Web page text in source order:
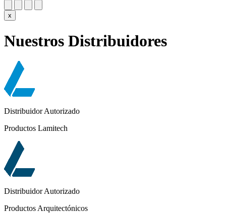
x
Nuestros Distribuidores
Distribuidor Autorizado
Productos Lamitech
Distribuidor Autorizado
Productos Arquitectónicos